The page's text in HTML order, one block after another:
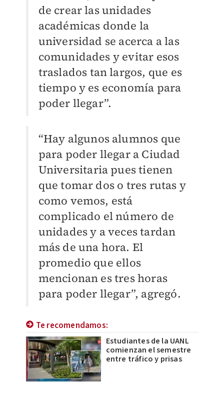
de crear las unidades
académicas donde la
universidad se acerca a las
comunidades y evitar esos
traslados tan largos, que es
tiempo y es economía para
poder llegar”.
“Hay algunos alumnos que
para poder llegar a Ciudad
Universitaria pues tienen
que tomar dos o tres rutas y
como vemos, está
complicado el número de
unidades y a veces tardan
más de una hora. El
promedio que ellos
mencionan es tres horas
para poder llegar”, agregó.
Te recomendamos:
Estudiantes de la UANL
comienzan el semestre
entre tráfico y prisas